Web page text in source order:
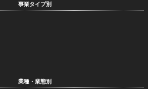
事業タイプ別
業種・業態別